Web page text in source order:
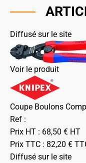
Diffusé sur le site
Voir le produit
Coupe Boulons
Ref :
Prix HT : 68,50 € HT
Prix TTC : 82,20 €
Diffusé sur le site